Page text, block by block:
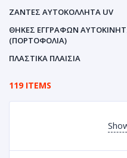
ΖΆΝΤΕΣ ΑΥΤΟΚΌΛΛΗΤΑ UV
ΘΉΚΕΣ ΕΓΓΡΆΦΩΝ
(ΠΟΡΤΟΦΌΛΙΑ)
ΠΛΑΣΤΙΚΆ ΠΛΑΊΣΙΑ
119 ITEMS